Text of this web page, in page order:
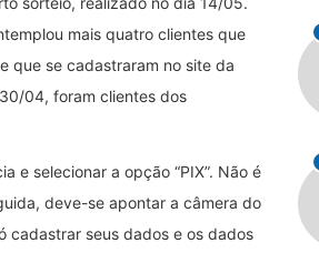
mais quatro clientes que
que se cadastraram no site da
04, foram clientes dos
e selecionar a opção “PIX”. Não é
deve-se apontar a câmera do
cadastrar seus dados e os dados